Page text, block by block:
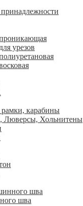
урезов
рамки, карабины
Люверсы, Хольнитены
шва
шва